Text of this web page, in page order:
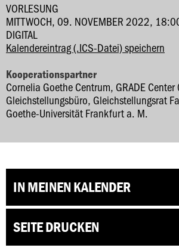
VORLESUNG
MITTWOCH, 09. NOVEMBER 2022,
DIGITAL
Kalendereintrag (.ICS-Datei) speichern
Kooperationspartner
Cornelia Goethe Centrum, GRADE Center
Gleichstellungsbüro, Gleichstellungsrat
Goethe-Universität Frankfurt a. M.
IN MEINEN KALENDER
SEITE DRUCKEN